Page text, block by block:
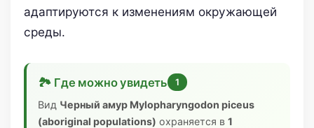
адаптируются к изменениям окружающей
среды.
🏞 Где можно увидеть 1
Вид Черный амур Mylopharyngodon piceus
(aboriginal populations) охраняется в1